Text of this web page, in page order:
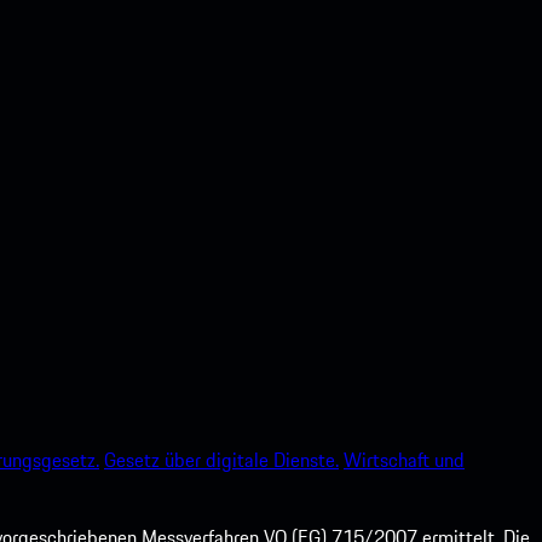
Gesetz über digitale Dienste.Wirtschaft und